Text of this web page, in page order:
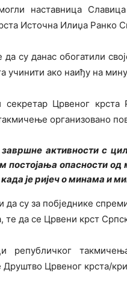
наставница
Источна Илиџа Ранко
да су данас обогатили
учинити ако наиђу на
секретар Црвеног
организовано
активности с
постојања опасности од
је ријеч о минама и
да су за побједнике
те да се Црвени крст
републичког
Друштво Црвеног крста/